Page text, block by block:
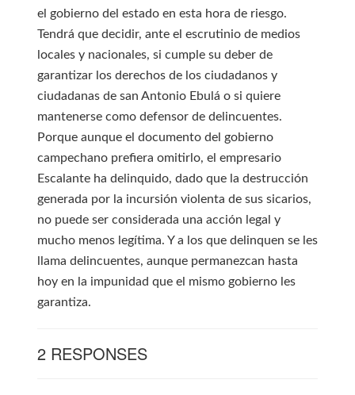
el gobierno del estado en esta hora de riesgo.
Tendrá que decidir, ante el escrutinio de medios
locales y nacionales, si cumple su deber de
garantizar los derechos de los ciudadanos y
ciudadanas de san Antonio Ebulá o si quiere
mantenerse como defensor de delincuentes.
Porque aunque el documento del gobierno
campechano prefiera omitirlo, el empresario
Escalante ha delinquido, dado que la destrucción
generada por la incursión violenta de sus sicarios,
no puede ser considerada una acción legal y
mucho menos legítima. Y a los que delinquen se les
llama delincuentes, aunque permanezcan hasta
hoy en la impunidad que el mismo gobierno les
garantiza.
2 RESPONSES